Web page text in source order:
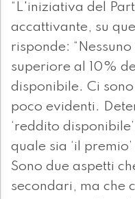
“L'iniziativa del
accattivante, su
risponde:
superiore al 10%
disponibile. Ci
poco evidenti.
‘reddito
quale sia ‘il
Sono due aspetti
secondari, ma che